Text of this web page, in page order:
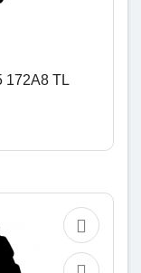
172A8 TL